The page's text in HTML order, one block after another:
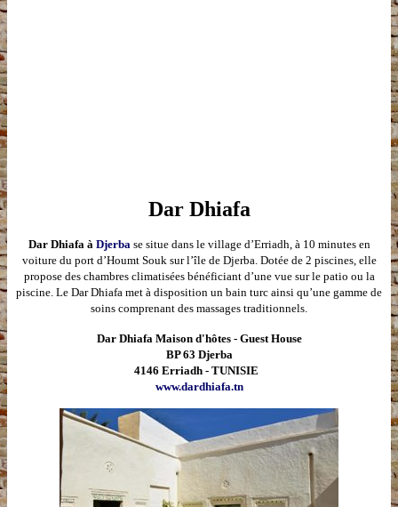
Dar Dhiafa
Dar Dhiafa à Djerba se situe dans le village d’Erriadh, à 10 minutes en
voiture du port d’Houmt Souk sur l’île de Djerba. Dotée de 2 piscines, elle
propose des chambres climatisées bénéficiant d’une vue sur le patio ou la
piscine. Le Dar Dhiafa met à disposition un bain turc ainsi qu’une gamme de
soins comprenant des massages traditionnels.
Dar Dhiafa Maison d'hôtes - Guest House
BP 63 Djerba
4146 Erriadh - TUNISIE
www.dardhiafa.tn